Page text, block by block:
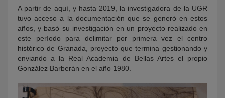
A partir de aquí, y hasta 2019, la investigadora de la UGR
tuvo acceso a la documentación que se generó en estos
años, y basó su investigación en un proyecto realizado en
este período para delimitar por primera vez el centro
histórico de Granada, proyecto que termina gestionando y
enviando a la Real Academia de Bellas Artes el propio
González Barberán en el año 1980.